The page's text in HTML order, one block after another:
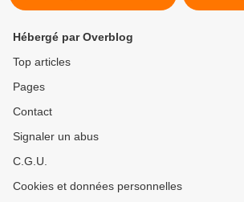
Hébergé par Overblog
Top articles
Pages
Contact
Signaler un abus
C.G.U.
Cookies et données personnelles